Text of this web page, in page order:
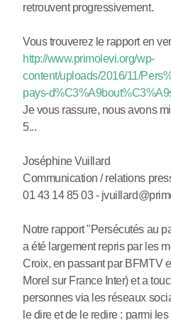
retrouvent progressivement.
Vous trouverez le rapport en
http://www.primolevi.org/wp-
content/uploads/2016/11/
pays-
Je vous rassure, nous avons
5...
Joséphine Vuillard
Communication / relations
01 43 14 85 03 -
Notre rapport "Persécutés au
a été largement repris par les
Croix, en passant par BFMTV
Morel sur France Inter) et a
personnes via les réseaux
le dire et de le redire : parmi